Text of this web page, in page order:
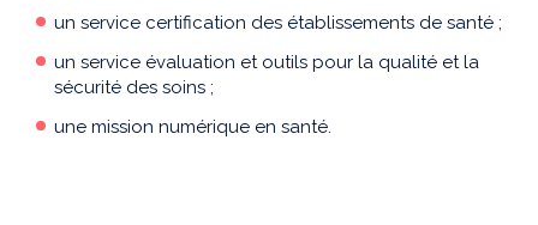
un service certification des établissements de santé ;
un service évaluation et outils pour la qualité et la
sécurité des soins ;
une mission numérique en santé.